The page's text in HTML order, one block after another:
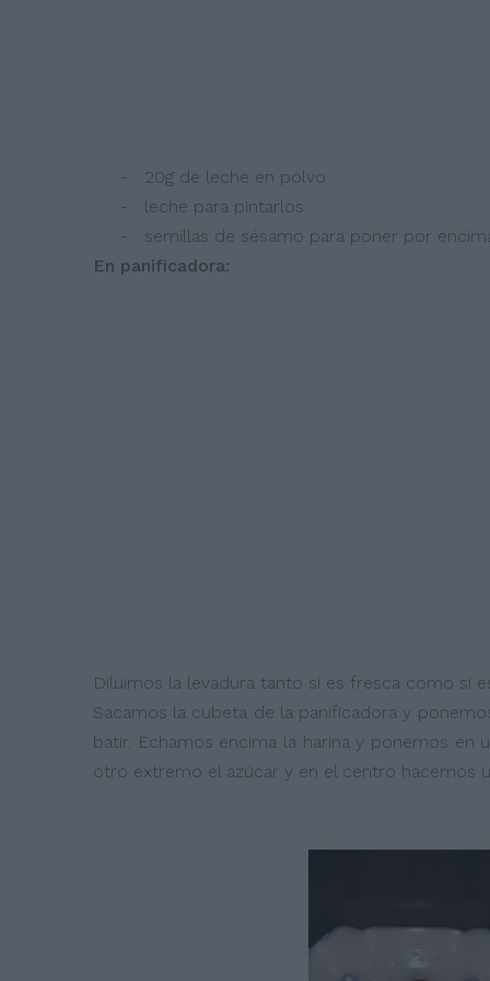
- 20g de leche en polvo
- leche para pintarlos
- semillas de sésamo para poner por
En panificadora:
Diluimos la levadura tanto si es fresca como si
Sacamos la cubeta de la panificadora y
batir. Echamos encima la harina y ponemos en
otro extremo el azúcar y en el centro hacemos